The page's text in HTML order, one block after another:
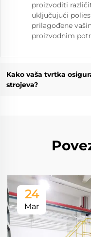
proizvoditi
uključujući
prilagođene
proizvodnim
Kako vaša tvrtka
strojeva?
24
Mar